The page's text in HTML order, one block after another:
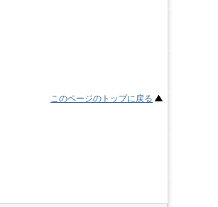
このページのトップに戻る